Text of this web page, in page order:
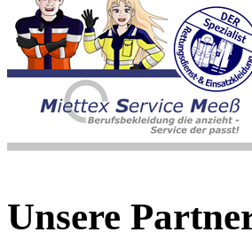
Unsere